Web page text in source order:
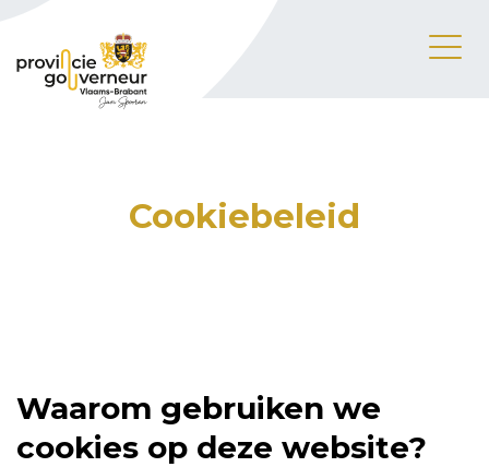
Cookiebeleid
Waarom gebruiken we
cookies op deze website?